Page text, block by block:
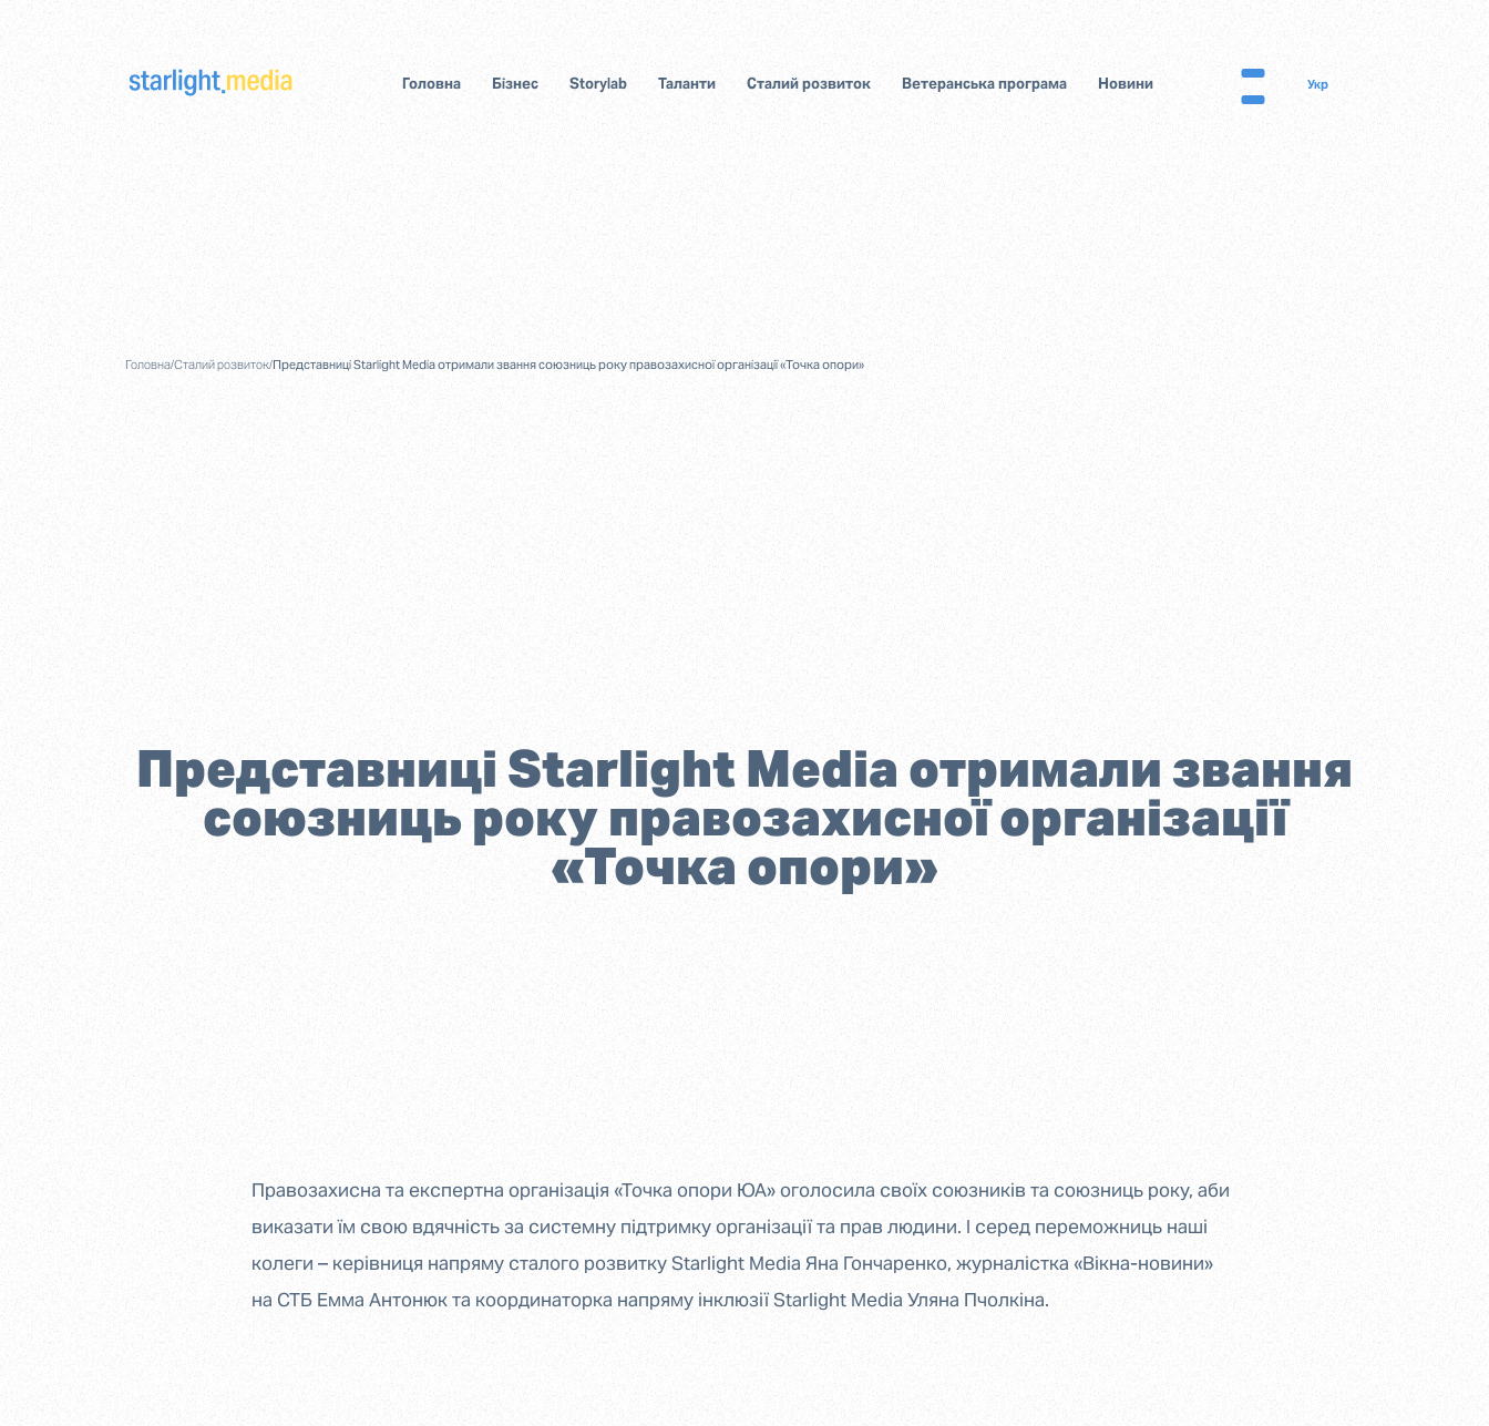
Головна Бізнес Storylab Таланти Сталий розвиток Ветеранська програма Новини Укр
Головна/Сталий розвиток/Представниці Starlight Media отримали звання союзниць року правозахисної організації «Точка опори»
Представниці Starlight Media отримали звання
союзниць року правозахисної організації
«Точка опори»
Правозахисна та експертна організація «Точка опори ЮА» оголосила своїх союзників та союзниць року, аби
виказати їм свою вдячність за системну підтримку організації та прав людини. І серед переможниць наші
колеги – керівниця напряму сталого розвитку Starlight Media Яна Гончаренко, журналістка «Вікна-новини»
на СТБ Емма Антонюк та координаторка напряму інклюзії Starlight Media Уляна Пчолкіна.